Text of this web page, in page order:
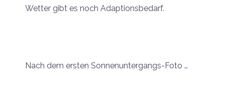
Wetter gibt es noch Adaptionsbedarf.
Nach dem ersten Sonnenuntergangs-Foto …